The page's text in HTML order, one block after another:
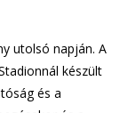
utolsó napján. A
készült